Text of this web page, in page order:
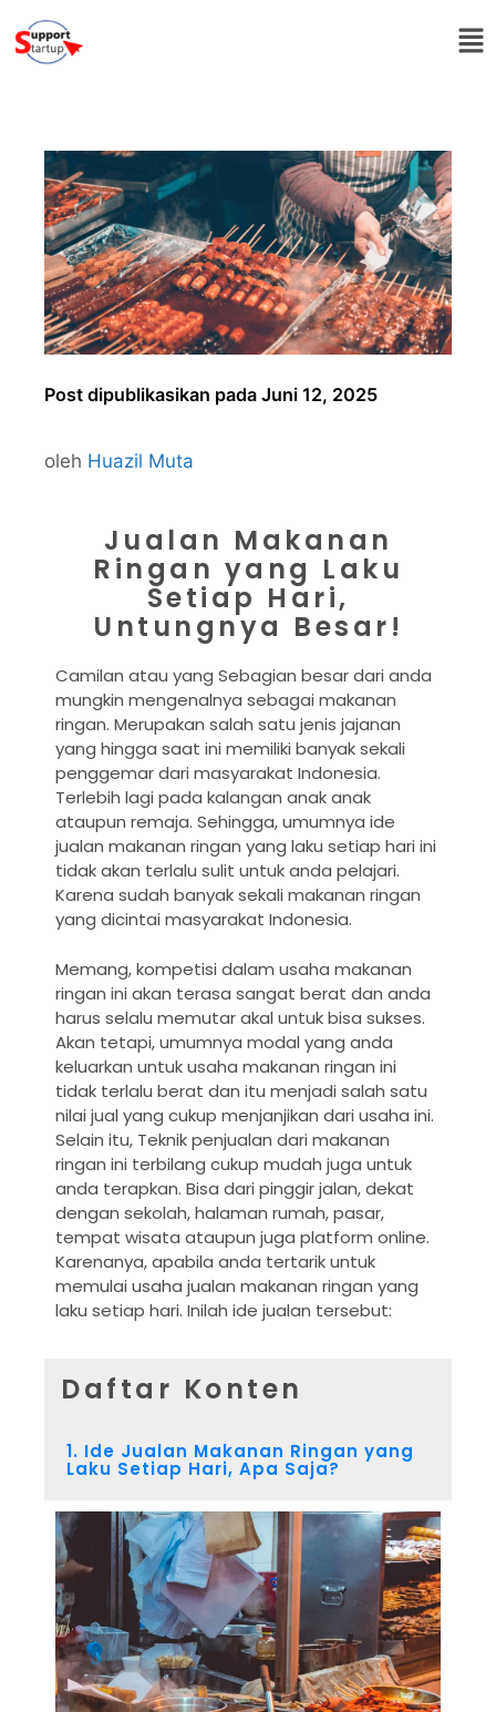
Post dipublikasikan pada Juni 12, 2025
oleh Huazil Muta
Jualan Makanan
Ringan yang Laku
Setiap Hari,
Untungnya Besar!
Camilan atau yang Sebagian besar dari anda
mungkin mengenalnya sebagai makanan
ringan. Merupakan salah satu jenis jajanan
yang hingga saat ini memiliki banyak sekali
penggemar dari masyarakat Indonesia.
Terlebih lagi pada kalangan anak anak
ataupun remaja. Sehingga, umumnya ide
jualan makanan ringan yang laku setiap hari ini
tidak akan terlalu sulit untuk anda pelajari.
Karena sudah banyak sekali makanan ringan
yang dicintai masyarakat Indonesia.
Memang, kompetisi dalam usaha makanan
ringan ini akan terasa sangat berat dan anda
harus selalu memutar akal untuk bisa sukses.
Akan tetapi, umumnya modal yang anda
keluarkan untuk usaha makanan ringan ini
tidak terlalu berat dan itu menjadi salah satu
nilai jual yang cukup menjanjikan dari usaha ini.
Selain itu, Teknik penjualan dari makanan
ringan ini terbilang cukup mudah juga untuk
anda terapkan. Bisa dari pinggir jalan, dekat
dengan sekolah, halaman rumah, pasar,
tempat wisata ataupun juga platform online.
Karenanya, apabila anda tertarik untuk
memulai usaha jualan makanan ringan yang
laku setiap hari. Inilah ide jualan tersebut:
Daftar Konten
1. Ide Jualan Makanan Ringan yang
Laku Setiap Hari, Apa Saja?